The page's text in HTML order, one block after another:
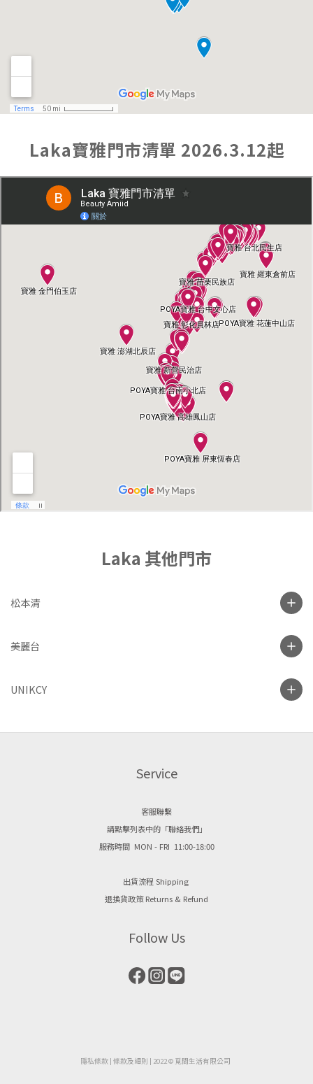
Laka寶雅門市清單 2026.3.12起
Laka 其他門市
松本清
美麗台
UNIKCY
Service
客服聯繫
請點擊列表中的「聯絡我們」
服務時間 MON - FRI 11:00-18:00
出貨流程 Shipping
退換貨政策 Returns & Refund
Follow Us
隱私條款| ​ 條款及細則 | 2022 © 覓間生活有限公司